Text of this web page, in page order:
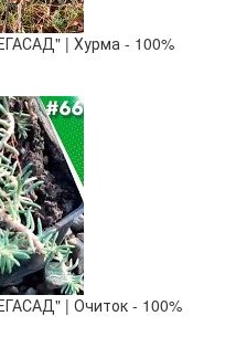
| Хурма - 100%
| Очиток - 100%